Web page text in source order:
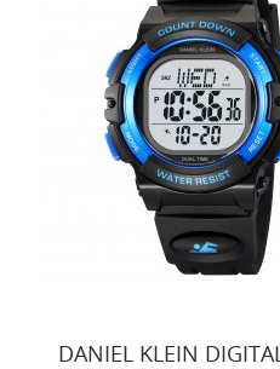
DANIEL KLEIN DIGITAL